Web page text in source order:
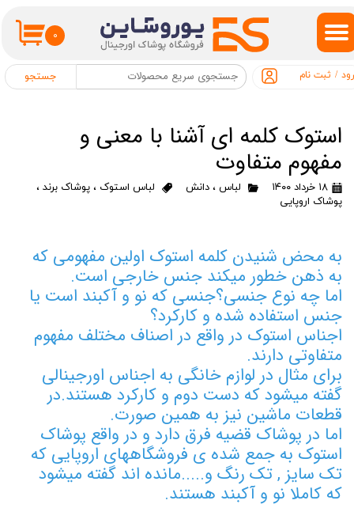
۰
جستجو / ثبت نام
حساب کاربری من
تغییر گذر واژه
خروج از حساب کاربری
استوک کلمه ای آشنا با معنی و
مفهوم متفاوت
۱۸ خرداد ۱۴۰۰ لباس ، دانش لباس استوک ، پوشاک برند ،
پوشاک اروپایی
به محض شنیدن کلمه استوک اولین مفهومی که
به ذهن خطور میکند جنس خارجی است.
اما چه نوع جنسی؟جنسی که نو و آکبند است یا
جنس استفاده شده و کارکرد؟
اجناس استوک در واقع در اصناف مختلف مفهوم
متفاوتی دارند.
برای مثال در لوازم خانگی به اجناس اورجینالی
گفته میشود که دست دوم و کارکرد هستند.در
قطعات ماشین نیز به همین صورت.
اما در پوشاک قضیه فرق دارد و در واقع پوشاک
استوک به جمع شده ی فروشگاههای اروپایی که
تک سایز , تک رنگ و.....مانده اند گفته میشود
که کاملا نو و آکبند هستند.